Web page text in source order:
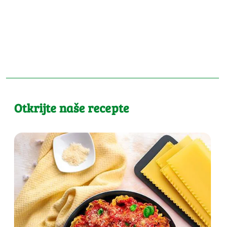
Otkrijte naše recepte